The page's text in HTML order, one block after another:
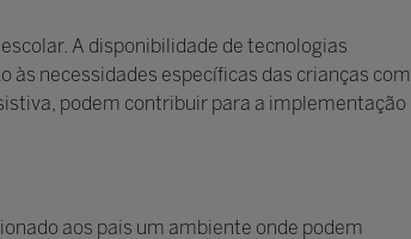
A disponibilidade de tecnologias
necessidades específicas das crianças com
podem contribuir para a implementação
aos pais um ambiente onde podem